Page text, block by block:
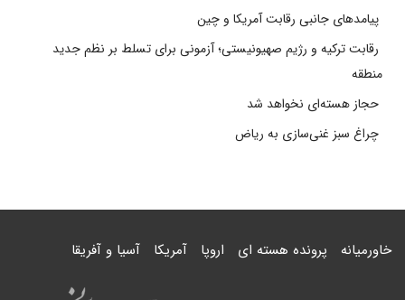
پیامدهای جانبی رقابت آمریکا و چین
رقابت ترکیه و رژیم صهیونیستی؛ آزمونی برای تسلط بر نظم جدید
منطقه
حجاز هسته‌ای نخواهد شد
چراغ سبز غنی‌سازی به ریاض
خاورمیانه پرونده هسته ای اروپا آمریکا آسیا و آفریقا